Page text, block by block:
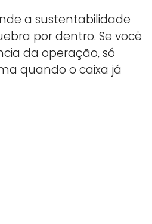
a sustentabilidade
por dentro. Se você
da operação, só
quando o caixa já